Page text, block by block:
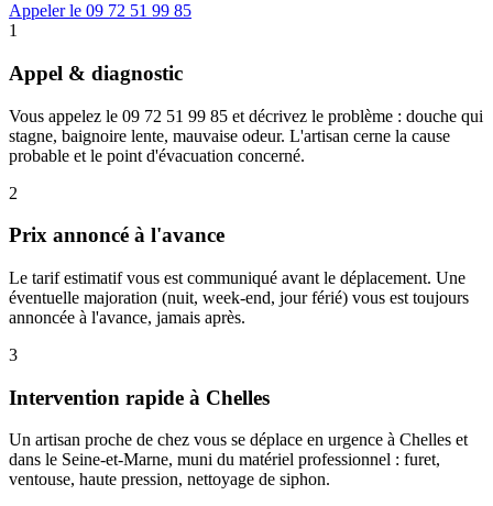
Appeler le 09 72 51 99 85
1
Appel & diagnostic
Vous appelez le 09 72 51 99 85 et décrivez le problème : douche qui
stagne, baignoire lente, mauvaise odeur. L'artisan cerne la cause
probable et le point d'évacuation concerné.
2
Prix annoncé à l'avance
Le tarif estimatif vous est communiqué avant le déplacement. Une
éventuelle majoration (nuit, week-end, jour férié) vous est toujours
annoncée à l'avance, jamais après.
3
Intervention rapide à Chelles
Un artisan proche de chez vous se déplace en urgence à Chelles et
dans le Seine-et-Marne, muni du matériel professionnel : furet,
ventouse, haute pression, nettoyage de siphon.